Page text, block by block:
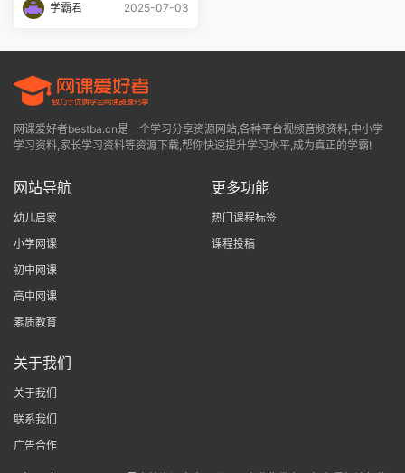
学霸君 2025-07-03
网课爱好者bestba.cn是一个学习分享资源网站,各种平台视频音频资料,中小学
学习资料,家长学习资料等资源下载,帮你快速提升学习水平,成为真正的学霸!
网站导航
幼儿启蒙
小学网课
初中网课
高中网课
素质教育
更多功能
热门课程标签
课程投稿
关于我们
关于我们
联系我们
广告合作